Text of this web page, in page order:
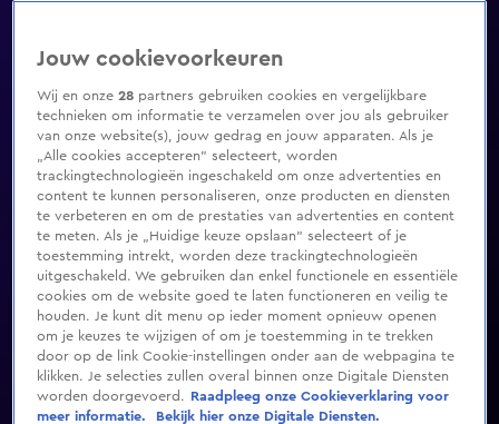
Jouw cookievoorkeuren
Wij en onze28 partners gebruiken cookies en vergelijkbare
technieken om informatie te verzamelen over jou als gebruiker
van onze website(s), jouw gedrag en jouw apparaten. Als je
„Alle cookies accepteren” selecteert, worden
trackingtechnologieën ingeschakeld om onze advertenties en
content te kunnen personaliseren, onze producten en diensten
te verbeteren en om de prestaties van advertenties en content
te meten. Als je „Huidige keuze opslaan” selecteert of je
toestemming intrekt, worden deze trackingtechnologieën
uitgeschakeld. We gebruiken dan enkel functionele en essentiële
cookies om de website goed te laten functioneren en veilig te
houden. Je kunt dit menu op ieder moment opnieuw openen
om je keuzes te wijzigen of om je toestemming in te trekken
door op de link Cookie-instellingen onder aan de webpagina te
klikken. Je selecties zullen overal binnen onze Digitale Diensten
worden doorgevoerd.
Raadpleeg onze Cookieverklaring voor
meer informatie.
Bekijk hier onze Digitale Diensten.